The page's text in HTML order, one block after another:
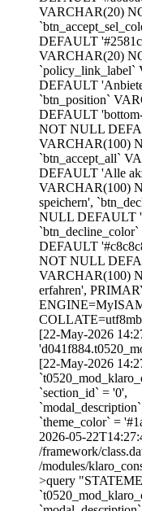
VARCHAR(20)
DEFAULT
VARCHAR(20)
DEFAULT
`btn_position`
DEFAULT
NOT NULL
VARCHAR(100)
`btn_accept_all`
DEFAULT 'Alle
VARCHAR(100)
speichern',
NULL DEFAULT
DEFAULT
NOT NULL
VARCHAR(100)
erfahren',
[22-May-2026
[22-May-2026
`section_id` = '0',
`theme_color` =
2026-05-
/framework/
/modules/
>query